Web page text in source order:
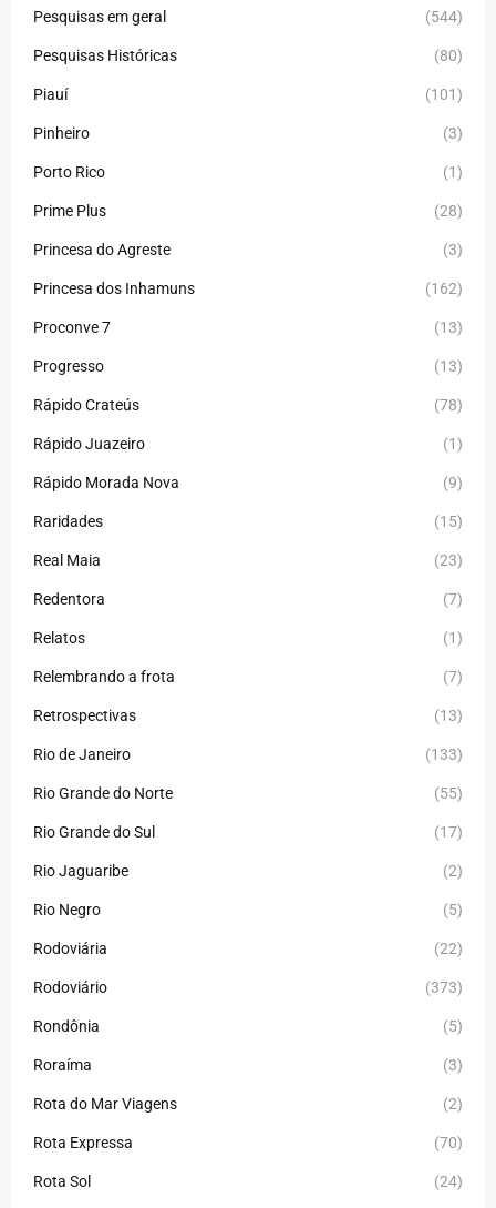
Pesquisas em geral (544)
Pesquisas Históricas (80)
Piauí (101)
Pinheiro (3)
Porto Rico (1)
Prime Plus (28)
Princesa do Agreste (3)
Princesa dos Inhamuns (162)
Proconve 7 (13)
Progresso (13)
Rápido Crateús (78)
Rápido Juazeiro (1)
Rápido Morada Nova (9)
Raridades (15)
Real Maia (23)
Redentora (7)
Relatos (1)
Relembrando a frota (7)
Retrospectivas (13)
Rio de Janeiro (133)
Rio Grande do Norte (55)
Rio Grande do Sul (17)
Rio Jaguaribe (2)
Rio Negro (5)
Rodoviária (22)
Rodoviário (373)
Rondônia (5)
Roraíma (3)
Rota do Mar Viagens (2)
Rota Expressa (70)
Rota Sol (24)